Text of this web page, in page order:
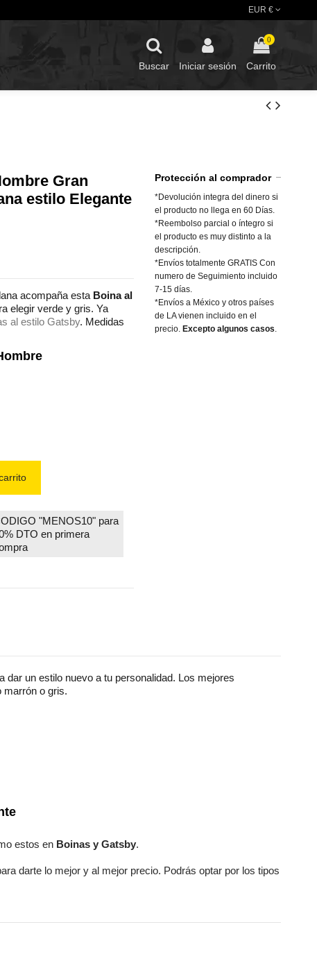
EUR €
Buscar Iniciar sesión
0
Carrito
Gran
estilo Elegante
acompaña esta Boina al
elegir verde y gris. Ya
al estilo Gatsby. Medidas
"MENOS10" para
DTO en primera
Protección al comprador
*Devolución integra del dinero si
el producto no llega en 60 Días.
*Reembolso parcial o íntegro si
el producto es muy distinto a la
descripción.
*Envíos totalmente GRATIS Con
numero de Seguimiento incluido
7-15 días.
*Envíos a México y otros países
de LA vienen incluido en el
precio.Excepto algunos casos
un estilo nuevo a tu personalidad. Los mejores
marrón o gris.
estos en Boinas y Gatsby.
darte lo mejor y al mejor precio. Podrás optar por los tipos